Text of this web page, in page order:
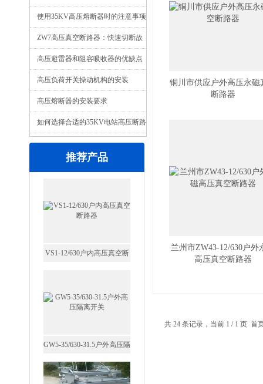
使用35KV高压熔断器时的注意事项
ZW7高压真空断路器：快速切断故
障电流，为高压电网筑牢安全运行防
高压避雷器和阻容吸收器的优缺点
高压负荷开关操动机构的安装
高压熔断器的安装要求
如何选择合适的35KV电站高压断路
器？
推荐产品
VS1-12/630户内高压真空断
GW5-35/630-31.5户外高压隔
离开关
铜川市供应户外高压永磁
断路器
兰州市ZW43-12/630户外
高压真空断路器
共 24 条记录，当前 1 / 1 页